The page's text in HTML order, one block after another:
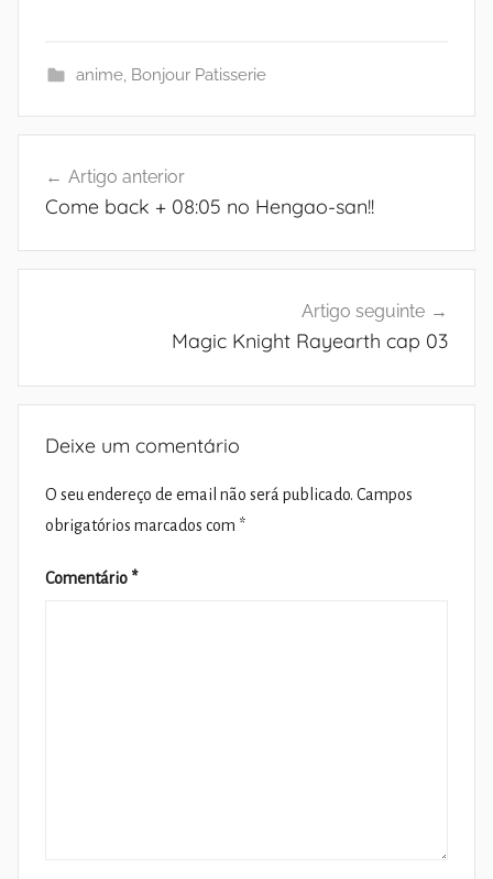
anime, Bonjour Patisserie
Artigo anterior
Come back + 08:05 no Hengao-san!!
Artigo seguinte
Magic Knight Rayearth cap 03
Deixe um comentário
O seu endereço de email não será publicado. Campos
obrigatórios marcados com *
Comentário *